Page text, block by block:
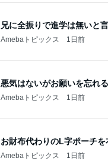
兄に全振りで進学は無いと
Amebaトピックス 1日前
悪気はないがお願いを忘れ
Amebaトピックス 1日前
お財布代わりのL字ポーチを
Amebaトピックス 1日前